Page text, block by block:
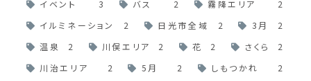
イベント
3 バス 2 霧降エリア
2
イルミネーション
2 日光市全域 2 3月
2
温泉
2 川俣エリア 2 花 2 さくら
2
川治エリア
2 5月 2 しもつかれ
2